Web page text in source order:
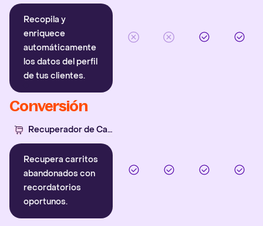
Recopila y
enriquece
automáticamente
los datos del perfil
de tus clientes.
Conversión
Recuperador de Carritos
Recupera carritos
abandonados con
recordatorios
oportunos.